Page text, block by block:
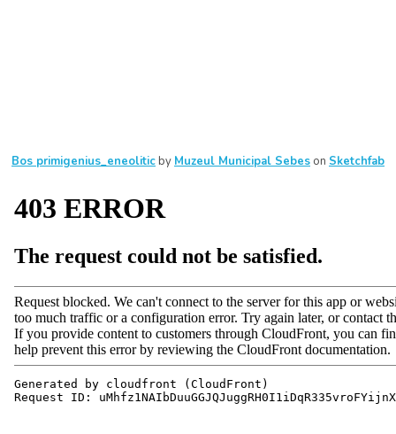
Bos primigenius_eneolitic by Muzeul Municipal Sebes on Sketchfab